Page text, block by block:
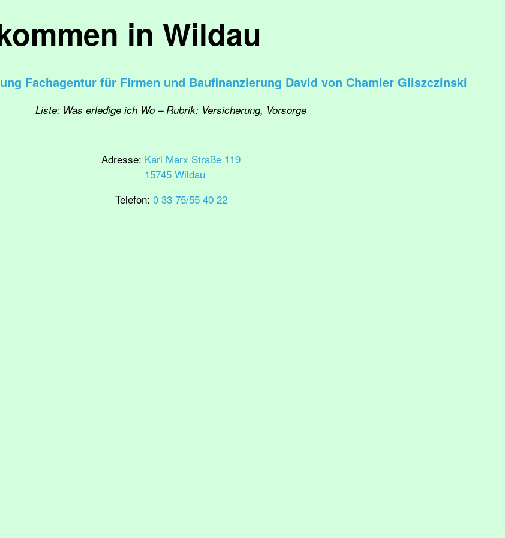
in Wildau
Fachagentur für Firmen und Baufinanzierung David von Chamier Gliszczinski
Liste: Was erledige ich Wo – Rubrik: Versicherung, Vorsorge
Adresse: Karl Marx Straße 119
15745 Wildau
Telefon: 0 33 75/55 40 22